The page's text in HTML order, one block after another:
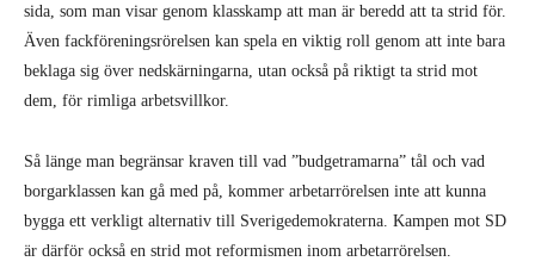
sida, som man visar genom klasskamp att man är beredd att ta strid för.
Även fackföreningsrörel­sen kan spela en viktig roll genom att inte bara
beklaga sig över nedskärningarna, utan också på riktigt ta strid mot
dem, för rimliga arbetsvillkor.
Så länge man begränsar kraven till vad ”budgetramarna” tål och vad
borgarklassen kan gå med på, kommer arbetar­rörelsen inte att kunna
bygga ett verkligt alternativ till Sve­rigedemokraterna. Kampen mot SD
är därför också en strid mot reformismen inom arbetarrörelsen.